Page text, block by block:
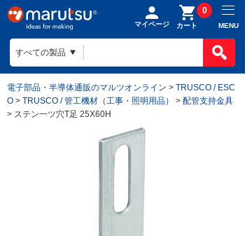
マイページ カート
0
MENU
電子部品・半導体通販のマルツオンライン > TRUSCO / ESC
O > TRUSCO / 管工機材（工事・照明用品） > 配管支持金具
> ステン一ツ穴T足 25X60H